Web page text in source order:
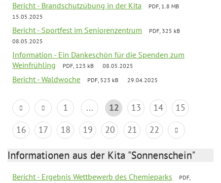
Bericht - Brandschutzübung in der Kita
PDF, 1.8 MB
15.05.2025
Bericht - Sportfest im Seniorenzentrum
PDF, 325 kB
08.05.2025
Information - Ein Dankeschön für die Spenden zum
Weinfrühling
PDF, 123 kB 08.05.2025
Bericht - Waldwoche PDF, 523 kB 29.04.2025
1 ... 12 13 14
15
16
17 18 19 20 21 22
Informationen aus der Kita "Sonnenschein"
Bericht - Ergebnis Wettbewerb des Chemieparks
PDF,